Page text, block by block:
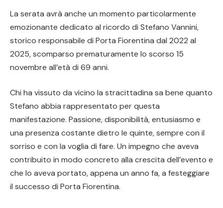
La serata avrà anche un momento particolarmente
emozionante dedicato al ricordo di Stefano Vannini,
storico responsabile di Porta Fiorentina dal 2022 al
2025, scomparso prematuramente lo scorso 15
novembre all’età di 69 anni.
Chi ha vissuto da vicino la stracittadina sa bene quanto
Stefano abbia rappresentato per questa
manifestazione. Passione, disponibilità, entusiasmo e
una presenza costante dietro le quinte, sempre con il
sorriso e con la voglia di fare. Un impegno che aveva
contribuito in modo concreto alla crescita dell’evento e
che lo aveva portato, appena un anno fa, a festeggiare
il successo di Porta Fiorentina.